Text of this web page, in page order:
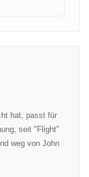
hat, passt für
seit "Flight"
weg von John